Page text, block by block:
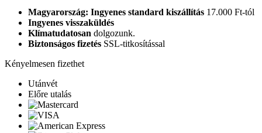
Magyarország: Ingyenes standard kiszállítás 17.000 Ft-tól
Ingyenes visszaküldés
Klímatudatosan dolgozunk.
Biztonságos fizetés SSL-titkosítással
Kényelmesen fizethet
Utánvét
Előre utalás